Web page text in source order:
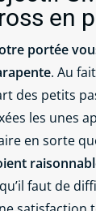
en
portée
. Au
des petits pas
les unes
en sorte
faut de